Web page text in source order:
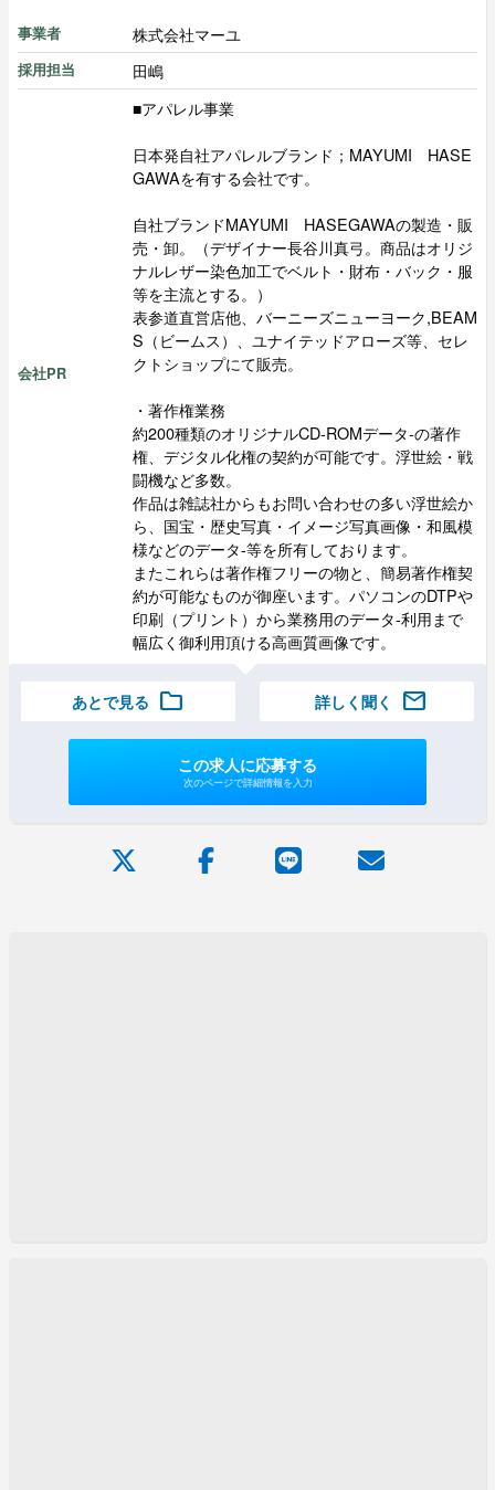
事業者 株式会社マーユ
採用担当 田嶋
会社PR
■アパレル事業
日本発自社アパレルブランド；MAYUMI HASE
GAWAを有する会社です。
自社ブランドMAYUMI HASEGAWAの製造・販
売・卸。（デザイナー長谷川真弓。商品はオリジ
ナルレザー染色加工でベルト・財布・バック・服
等を主流とする。）
表参道直営店他、バーニーズニューヨーク,BEAM
S（ビームス）、ユナイテッドアローズ等、セレ
クトショップにて販売。
・著作権業務
約200種類のオリジナルCD-ROMデータ-の著作
権、デジタル化権の契約が可能です。浮世絵・戦
闘機など多数。
作品は雑誌社からもお問い合わせの多い浮世絵か
ら、国宝・歴史写真・イメージ写真画像・和風模
様などのデータ-等を所有しております。
またこれらは著作権フリーの物と、簡易著作権契
約が可能なものが御座います。パソコンのDTPや
印刷（プリント）から業務用のデータ-利用まで
幅広く御利用頂ける高画質画像です。
あとで見る folder 詳しく聞く mail
この求人に応募する
次のページで詳細情報を入力